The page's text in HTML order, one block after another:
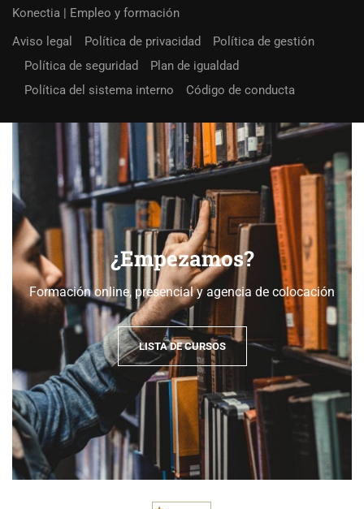
Konectia | Empleo y formación
Aviso legal
Política de privacidad
Política de gestión
Política de seguridad
Plan de igualdad
Política del sistema interno
Código de conducta
¿Empezamos?
Formación online, presencial y agencia de colocación
LISTA DE CURSOS